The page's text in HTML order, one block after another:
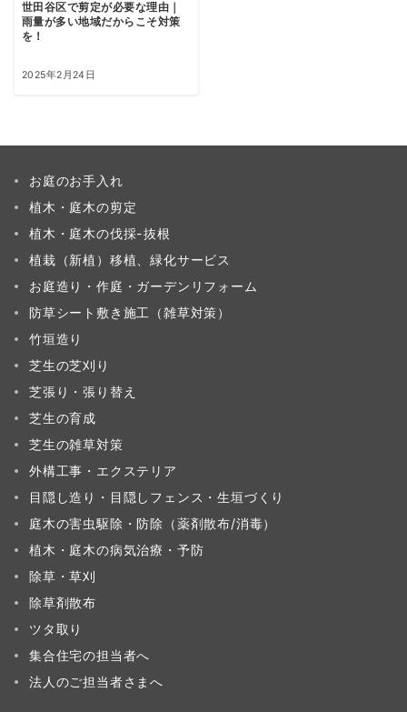
世田谷区で剪定が必要な理由｜
雨量が多い地域だからこそ対策
を！
2025年2月24日
お庭のお手入れ
植木・庭木の剪定
植木・庭木の伐採-抜根
植栽（新植）移植、緑化サービス
お庭造り・作庭・ガーデンリフォーム
防草シート敷き施工（雑草対策）
竹垣造り
芝生の芝刈り
芝張り・張り替え
芝生の育成
芝生の雑草対策
外構工事・エクステリア
目隠し造り・目隠しフェンス・生垣づくり
庭木の害虫駆除・防除（薬剤散布/消毒）
植木・庭木の病気治療・予防
除草・草刈
除草剤散布
ツタ取り
集合住宅の担当者へ
法人のご担当者さまへ